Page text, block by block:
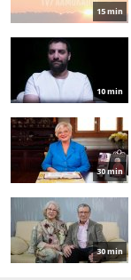
15 min
10 min
30 min
30 min